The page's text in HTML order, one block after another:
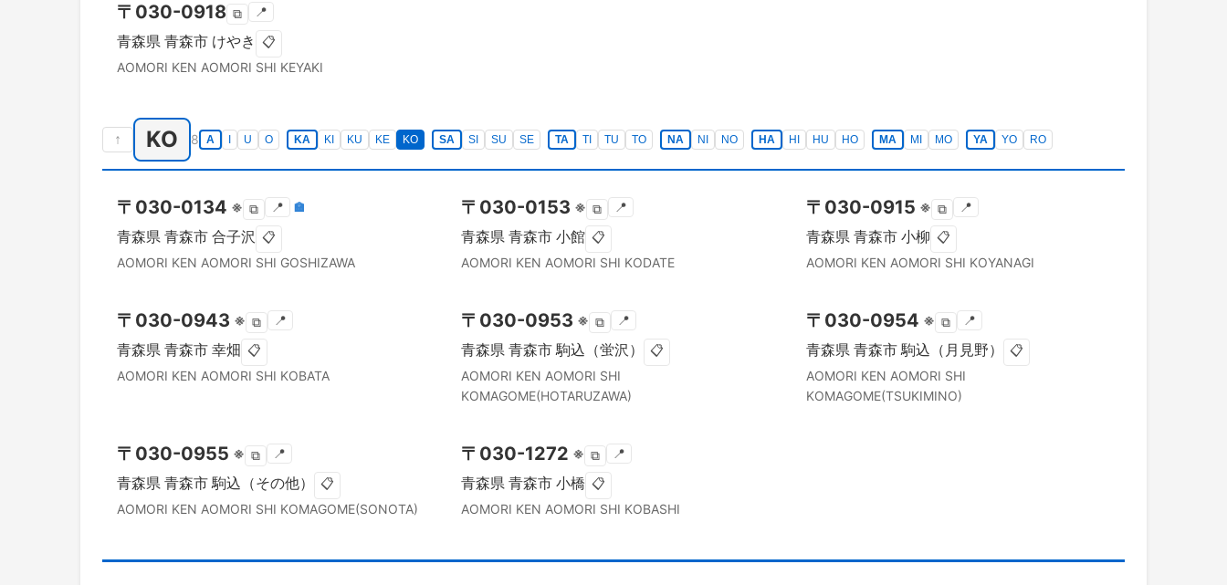
〒 030-0918 ⧉ 📍
青森県 青森市 けやき 📋
AOMORI KEN AOMORI SHI KEYAKI
↑ KO 8 A U O KA KI KU KE KO SA SI SU SE TA TI TU TO NA NI NO HA HI HU HO MA MI MO YA YO RO
〒 030-0134 ※ ⧉ 📍 🏣
青森県 青森市 合子沢 📋
AOMORI KEN AOMORI SHI GOSHIZAWA
〒 030-0153 ※ ⧉ 📍
青森県 青森市 小館 📋
AOMORI KEN AOMORI SHI KODATE
〒 030-0915 ※ ⧉ 📍
青森県 青森市 小柳 📋
AOMORI KEN AOMORI SHI KOYANAGI
〒 030-0943 ※ ⧉ 📍
青森県 青森市 幸畑 📋
AOMORI KEN AOMORI SHI KOBATA
〒 030-0953 ※ ⧉ 📍
青森県 青森市 駒込（蛍沢） 📋
AOMORI KEN AOMORI SHI
KOMAGOME(HOTARUZAWA)
〒 030-0954 ※ ⧉ 📍
青森県 青森市 駒込（月見野） 📋
AOMORI KEN AOMORI SHI
KOMAGOME(TSUKIMINO)
〒 030-0955 ※ ⧉ 📍
青森県 青森市 駒込（その他） 📋
AOMORI KEN AOMORI SHI KOMAGOME(SONOTA)
〒 030-1272 ※ ⧉ 📍
青森県 青森市 小橋 📋
AOMORI KEN AOMORI SHI KOBASHI